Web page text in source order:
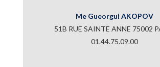
Me Gueorgui AKOPOV
51B RUE SAINTE ANNE 75002
01.44.75.09.00